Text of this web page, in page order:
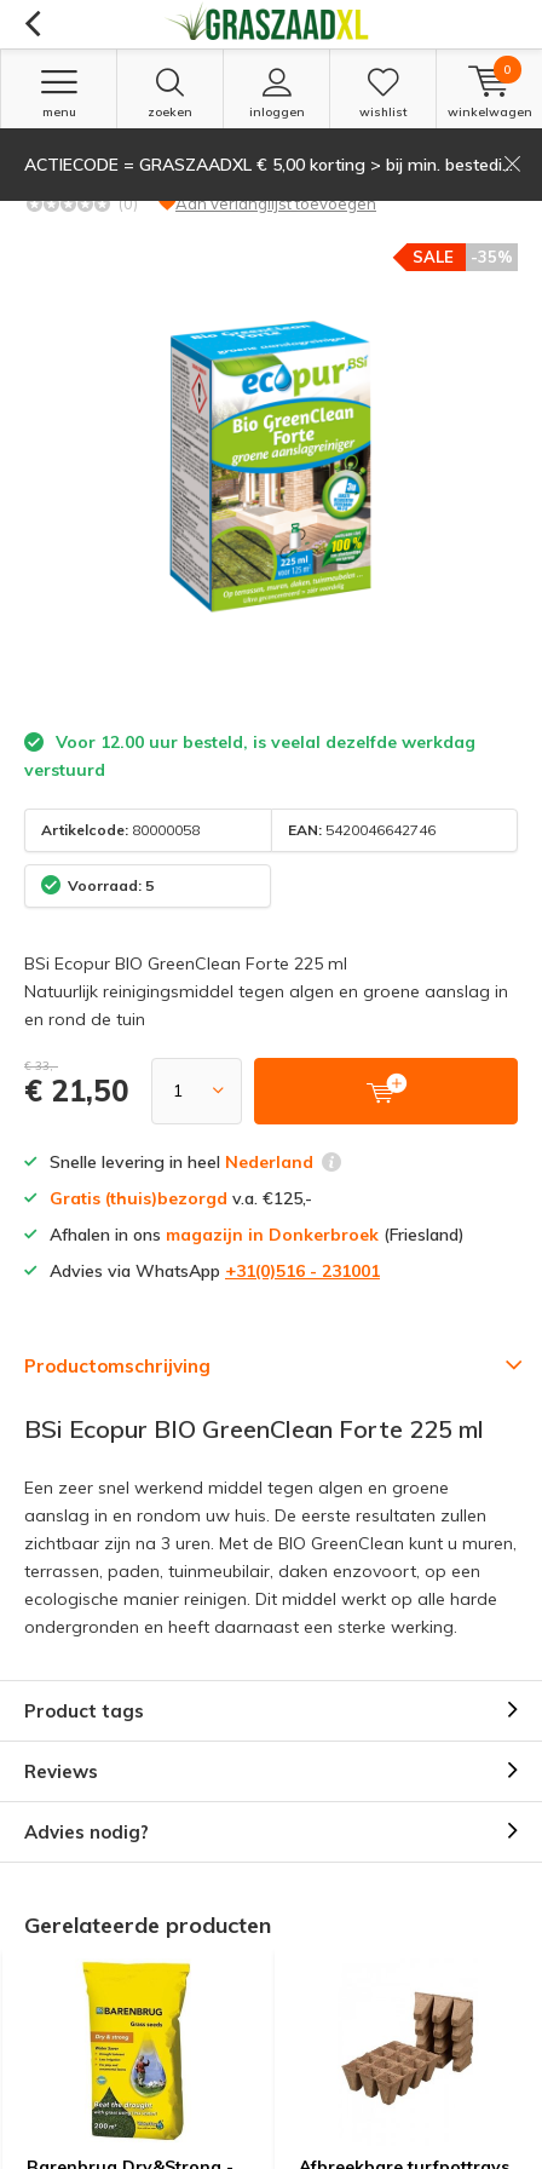
zoeken inloggen
menu wishlist winkelwagen
0
ACTIECODE = GRASZAADXL € 5,00 korting > bij min. besteding van 135,-
BSi Ecopur BIO GreenClean Forte 225 ml
(0) Aan verlanglijst toevoegen
-35%
SALE
Voor 12.00 uur besteld, is veelal dezelfde werkdag
verstuurd
Artikelcode: 80000058 EAN: 5420046642746
Voorraad: 5
BSi Ecopur BIO GreenClean Forte 225 ml
Natuurlijk reinigingsmiddel tegen algen en groene aanslag in
en rond de tuin
€ 33,-
€ 21,50
Snelle levering in heel Nederland
Gratis (thuis)bezorgd v.a. €125,-
Afhalen in ons magazijn in Donkerbroek (Friesland)
Advies via WhatsApp +31(0)516 - 231001
Productomschrijving
BSi Ecopur BIO GreenClean Forte 225 ml
Een zeer snel werkend middel tegen algen en groene
aanslag in en rondom uw huis. De eerste resultaten zullen
zichtbaar zijn na 3 uren. Met de BIO GreenClean kunt u muren,
terrassen, paden, tuinmeubilair, daken enzovoort, op een
ecologische manier reinigen. Dit middel werkt op alle harde
ondergronden en heeft daarnaast een sterke werking.
Product tags
Reviews
Advies nodig?
Gerelateerde producten